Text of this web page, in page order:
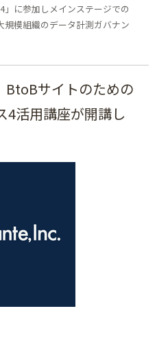
」に参加しメインステージでの
模組織のデータ計測ガバナン
BtoBサイトのための
4活用講座が開講し